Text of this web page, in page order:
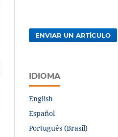
ENVIAR UN ARTÍCULO
IDIOMA
English
Español
Português (Brasil)